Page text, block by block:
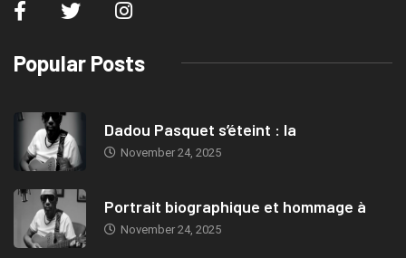
Popular Posts
Dadou Pasquet s’éteint : la
November 24, 2025
Portrait biographique et hommage à
November 24, 2025